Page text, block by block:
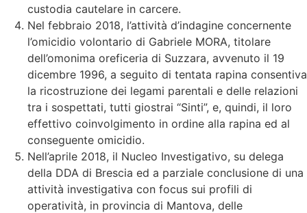
custodia cautelare in carcere.
Nel febbraio 2018, l’attività d’indagine concernente
l’omicidio volontario di Gabriele MORA, titolare
dell’omonima oreficeria di Suzzara, avvenuto il 19
dicembre 1996, a seguito di tentata rapina consentiva
la ricostruzione dei legami parentali e delle relazioni
tra i sospettati, tutti giostrai “Sinti”, e, quindi, il loro
effettivo coinvolgimento in ordine alla rapina ed al
conseguente omicidio.
Nell’aprile 2018, il Nucleo Investigativo, su delega
della DDA di Brescia ed a parziale conclusione di una
attività investigativa con focus sui profili di
operatività, in provincia di Mantova, delle